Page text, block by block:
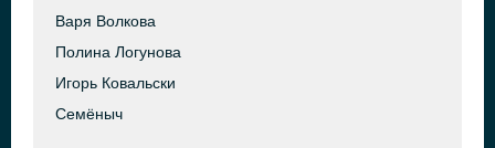
Варя Волкова
Полина Логунова
Игорь Ковальски
Семёныч